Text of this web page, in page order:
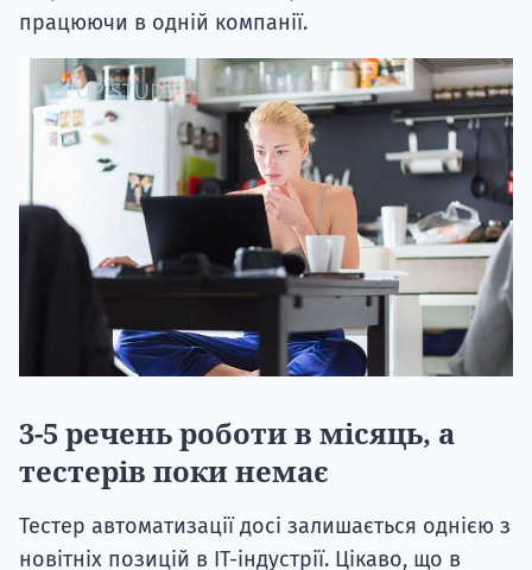
працюючи в одній компанії.
3-5 речень роботи в місяць, а
тестерів поки немає
Тестер автоматизації досі залишається однією з
новітніх позицій в ІТ-індустрії. Цікаво, що в